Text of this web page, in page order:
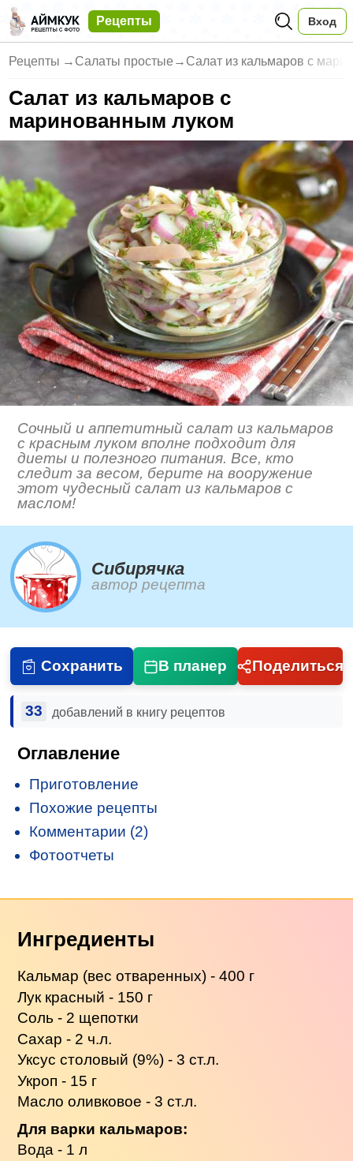
Рецепты Вход
Рецепты → Салаты простые → Салат из кальмаров с
Салат из кальмаров с
маринованным луком
Сочный и аппетитный салат из кальмаров
с красным луком вполне подходит для
диеты и полезного питания. Все, кто
следит за весом, берите на вооружение
этот чудесный салат из кальмаров с
маслом!
Сибирячка
автор рецепта
Сохранить В планер Поделиться
33 добавлений в книгу рецептов
Оглавление
Приготовление
Похожие рецепты
Комментарии (2)
Фотоотчеты
Ингредиенты
Кальмар (вес отваренных) - 400 г
Лук красный - 150 г
Соль - 2 щепотки
Сахар - 2 ч.л.
Уксус столовый (9%) - 3 ст.л.
Укроп - 15 г
Масло оливковое - 3 ст.л.
Для варки кальмаров:
Вода - 1 л